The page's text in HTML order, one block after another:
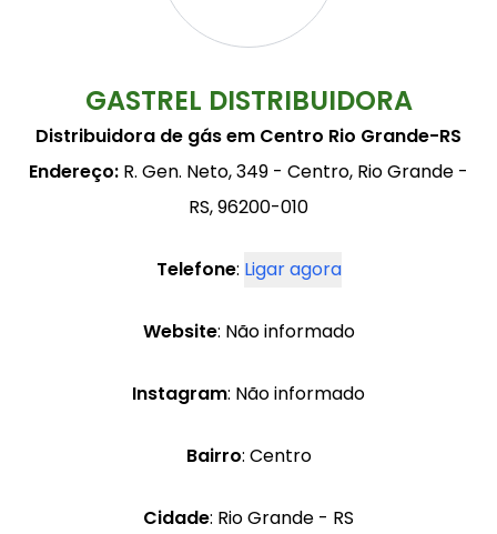
GASTREL DISTRIBUIDORA
Distribuidora de gás em Centro Rio Grande-RS
Endereço: R. Gen. Neto, 349 - Centro, Rio Grande -
RS, 96200-010
Telefone: Ligar agora
Website: Não informado
Instagram: Não informado
Bairro: Centro
Cidade: Rio Grande - RS